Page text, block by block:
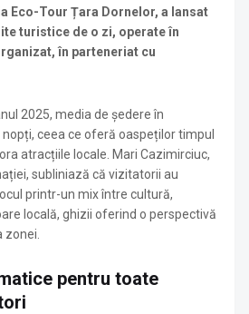
Eco-Tour Țara Dornelor, a lansat
turistice de o zi, operate în
în parteneriat cu
2025, media de ședere în
ceea ce oferă oaspeților timpul
atracțiile locale . Mari Cazimirciuc,
subliniază că vizitatorii au
printr-un mix între cultură,
locală, ghizii oferind o perspectivă
zonei
pentru toate